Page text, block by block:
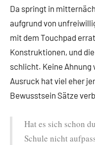
Da springt in
aufgrund von
mit dem Touchpad
Konstruktionen, und
schlicht. Keine Ahnung
Ausruck hat viel eher
Bewusstsein Sätze
Hat es sich schon
Schule nicht